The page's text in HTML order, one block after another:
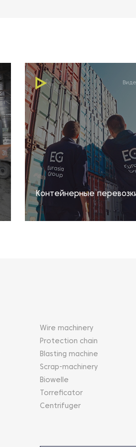
Контейнерные
Wire machinery
Protection chain
Blasting machine
Scrap-machinery
Biowelle
Torreficator
Centrifuger